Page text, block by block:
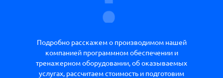
Подробно расскажем о производимом нашей
компанией программном обеспечении и
тренажерном оборудовании, об оказываемых
услугах, рассчитаем стоимость и подготовим